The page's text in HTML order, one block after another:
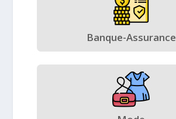
Banque-Assurance